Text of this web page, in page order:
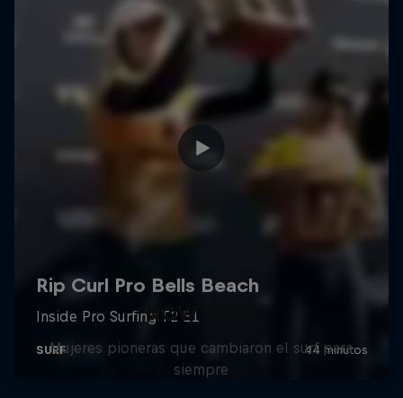
NOW DAYS
Mujeres pioneras que cambiaron el surf para
siempre